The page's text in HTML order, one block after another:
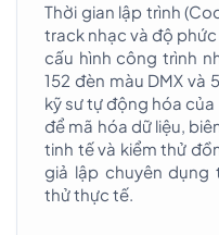
Thời gian lập trình
track nhạc và độ
cấu hình công trình
152 đèn màu DMX và
kỹ sư tự động hóa của
để mã hóa dữ liệu,
tinh tế và kiểm thử
giả lập chuyên dụng
thử thực tế.